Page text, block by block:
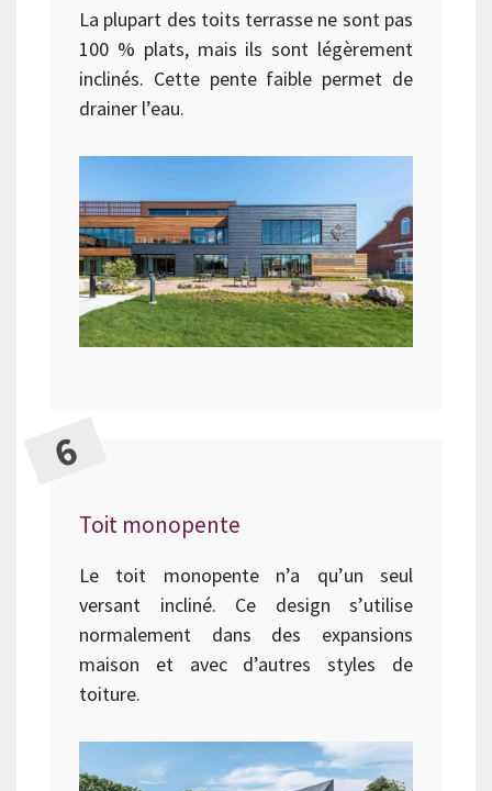
La plupart des toits terrasse ne sont pas
100 % plats, mais ils sont légèrement
inclinés. Cette pente faible permet de
drainer l’eau.
Toit monopente
Le toit monopente n’a qu’un seul
versant incliné. Ce design s’utilise
normalement dans des expansions
maison et avec d’autres styles de
toiture.